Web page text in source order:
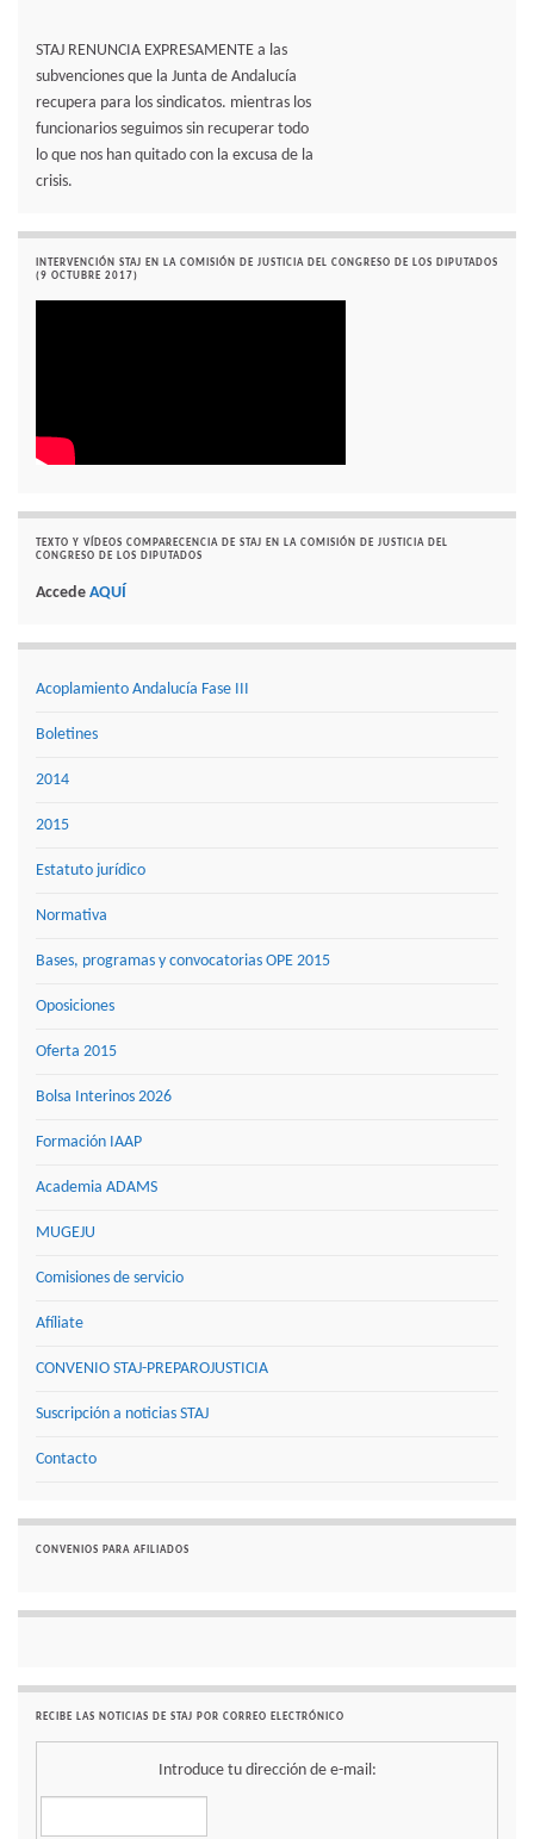
STAJ RENUNCIA EXPRESAMENTE a las
subvenciones que la Junta de Andalucía
recupera para los sindicatos. mientras los
funcionarios seguimos sin recuperar todo
lo que nos han quitado con la excusa de la
crisis.
INTERVENCIÓN STAJ EN LA COMISIÓN DE JUSTICIA DEL CONGRESO DE LOS DIPUTADOS
(9 OCTUBRE 2017)
TEXTO Y VÍDEOS COMPARECENCIA DE STAJ EN LA COMISIÓN DE JUSTICIA DEL
CONGRESO DE LOS DIPUTADOS
Accede AQUÍ
Acoplamiento Andalucía Fase III
Boletines
2014
2015
Estatuto jurídico
Normativa
Bases, programas y convocatorias OPE 2015
Oposiciones
Oferta 2015
Bolsa Interinos 2026
Formación IAAP
Academia ADAMS
MUGEJU
Comisiones de servicio
Afíliate
CONVENIO STAJ-PREPAROJUSTICIA
Suscripción a noticias STAJ
Contacto
CONVENIOS PARA AFILIADOS
RECIBE LAS NOTICIAS DE STAJ POR CORREO ELECTRÓNICO
Introduce tu dirección de e-mail: